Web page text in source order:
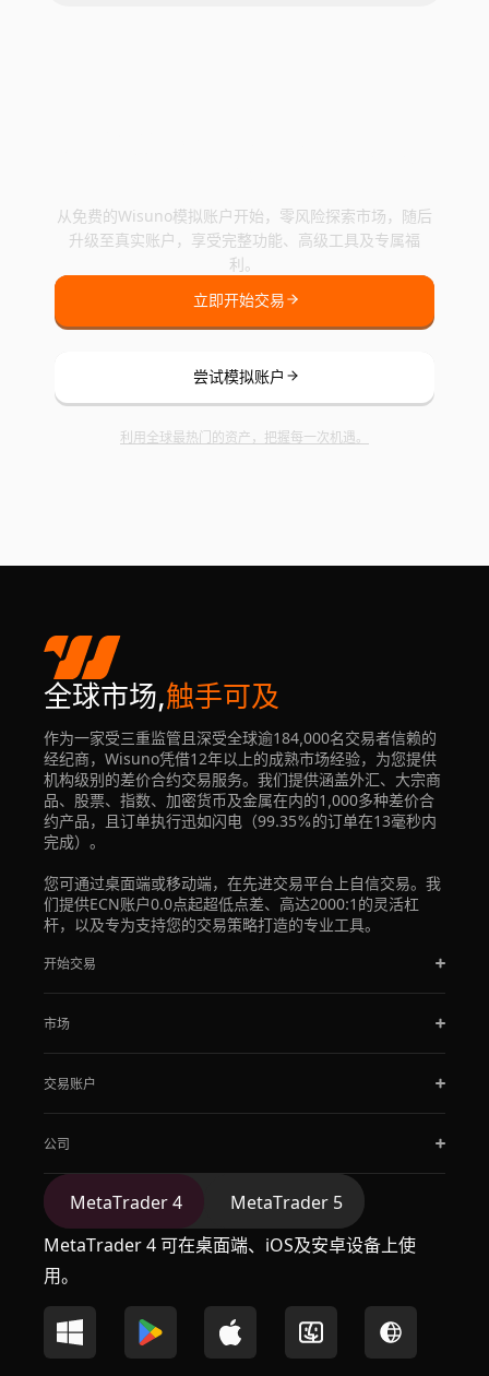
从免费的Wisuno模拟账户开始，零风险探索市场，随后
升级至真实账户，享受完整功能、高级工具及专属福
利。
立即开始交易
尝试模拟账户
利用全球最热门的资产，把握每一次机遇。
全球市场,触手可及
作为一家受三重监管且深受全球逾184,000名交易者信赖的
经纪商，Wisuno凭借12年以上的成熟市场经验，为您提供
机构级别的差价合约交易服务。我们提供涵盖外汇、大宗商
品、股票、指数、加密货币及金属在内的1,000多种差价合
约产品，且订单执行迅如闪电（99.35%的订单在13毫秒内
完成）。
您可通过桌面端或移动端，在先进交易平台上自信交易。我
们提供ECN账户0.0点起超低点差、高达2000:1的灵活杠
杆，以及专为支持您的交易策略打造的专业工具。
开始交易
市场
交易账户
公司
MetaTrader 4
MetaTrader 5
MetaTrader 4 可在桌面端、iOS及安卓设备上使
用。